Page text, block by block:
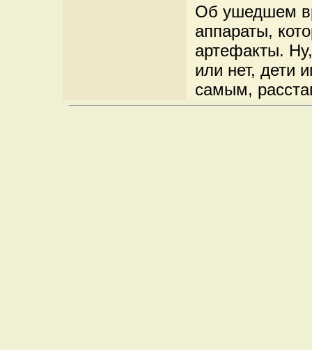
Об ушедшем
аппараты,
артефакты.
или нет, дети
самым,